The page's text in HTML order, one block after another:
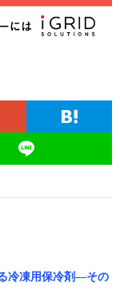
冷凍用保冷剤―その